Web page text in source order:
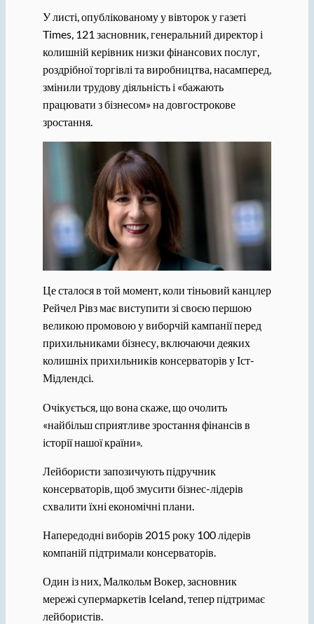
У листі, опублікованому у вівторок у газеті
Times, 121 засновник, генеральний директор і
колишній керівник низки фінансових послуг,
роздрібної торгівлі та виробництва, насамперед,
змінили трудову діяльність і «бажають
працювати з бізнесом» на довгострокове
зростання.
Це сталося в той момент, коли тіньовий канцлер
Рейчел Рівз має виступити зі своєю першою
великою промовою у виборчій кампанії перед
прихильниками бізнесу, включаючи деяких
колишніх прихильників консерваторів у Іст-
Мідлендсі.
Очікується, що вона скаже, що очолить
«найбільш сприятливе зростання фінансів в
історії нашої країни».
Лейбористи запозичують підручник
консерваторів, щоб змусити бізнес-лідерів
схвалити їхні економічні плани.
Напередодні виборів 2015 року 100 лідерів
компаній підтримали консерваторів.
Один із них, Малкольм Вокер, засновник
мережі супермаркетів Iceland, тепер підтримає
лейбористів.